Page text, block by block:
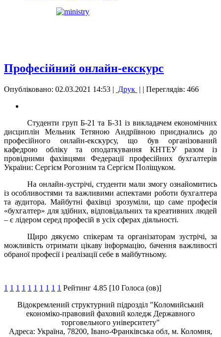
Професійний онлайн-екскурс
Опубліковано: 02.03.2021 14:53 | Друк | | Переглядів: 466
Студенти груп Б-21 та Б-31 із викладачем економічних
дисциплін Мельник Тетяною Андріївною приєднались до
професійного онлайн-екскурсу, що був організований
кафедрою обліку та оподаткування КНТЕУ разом із
провідними фахівцями Федерації професійних бухгалтерів
України: Сергієм Рогозним та Сергієм Поліщуком.
На онлайн-зустрічі, студенти мали змогу ознайомитись
із особливостями та важливими аспектами роботи бухгалтера
та аудитора. Майбутні фахівці зрозуміли, що саме професія
«бухгалтер» для здібних, відповідальних та креативних людей
– є лідером серед професій в усіх сферах діяльності.
Щиро дякуємо спікерам та організаторам зустрічі, за
можливість отримати цікаву інформацію, бачення важливості
обраної професії і реалізації себе в майбутньому.
1 1 1 1 1 1 1 1 1 1 Рейтинг 4.85 [10 Голоса (ов)]
Відокремлений структурний підрозділ "Коломийський
економіко-правовий фаховий коледж Державного
торговельного університету"
Адреса: Україна, 78200, Івано-Франківська обл, м. Коломия,